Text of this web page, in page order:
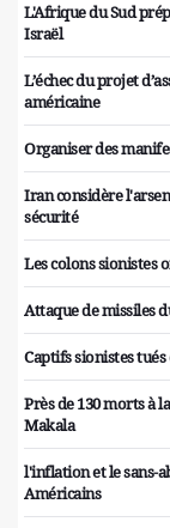
L'Afrique du Sud
Israël
L’échec du projet
américaine
Organiser des
Iran considère
sécurité
Les colons sionistes
Attaque de missiles
Captifs sionistes
Près de 130 morts à
Makala
l'inflation et le sans-
Américains